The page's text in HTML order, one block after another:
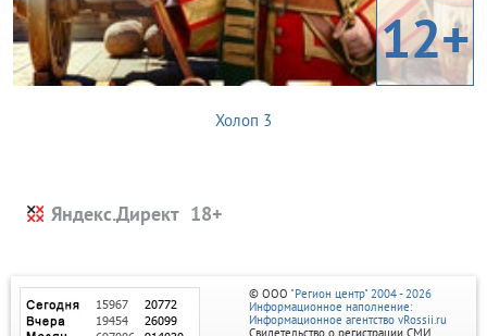
12+
Холоп 3
Яндекс.Директ
© ООО "Регион центр" 2004 - 2026
Информационное наполнение:
Информационное агентство vRossii.ru
Свидетельство о регистрации СМИ